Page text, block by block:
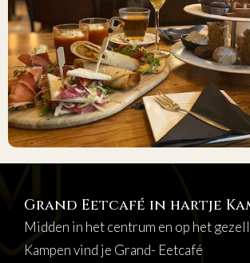
Grand Eetcafé in hartje
Midden in het centrum en op het
Kampen vind je Grand- Eetcafé